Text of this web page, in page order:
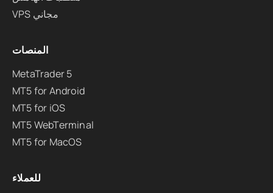
VPS مجاني
المنصات
MetaTrader 5
MT5 for Android
MT5 for iOS
MT5 WebTerminal
MT5 for MacOS
للعملاء